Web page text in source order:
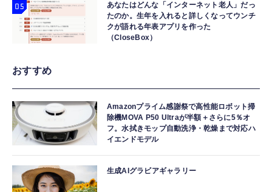
あなたはどんな「インターネット老人」だっ
たのか。生年を入れると詳しくなってウンチ
クが語れる年表アプリを作った
（CloseBox）
おすすめ
Amazonプライム感謝祭で高性能ロボット掃
除機MOVA P50 Ultraが半額＋さらに5％オ
フ。水拭きモップ自動洗浄・乾燥まで対応ハ
イエンドモデル
生成AIグラビアギャラリー